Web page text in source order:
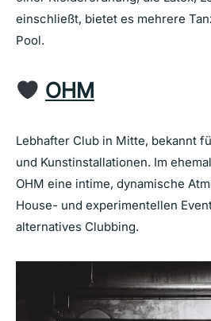
einschließt, bietet es mehrere
Pool.
OHM
Lebhafter Club in Mitte, bekannt
und Kunstinstallationen. Im
OHM eine intime, dynamische
House- und experimentellen
alternatives Clubbing.